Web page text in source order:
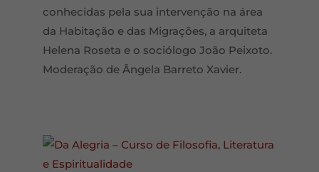
conhecidas pela sua intervenção na área
da Habitação e das Migrações, a arquiteta
Helena Roseta e o sociólogo João Peixoto.
Moderação de Ângela Barreto Xavier.